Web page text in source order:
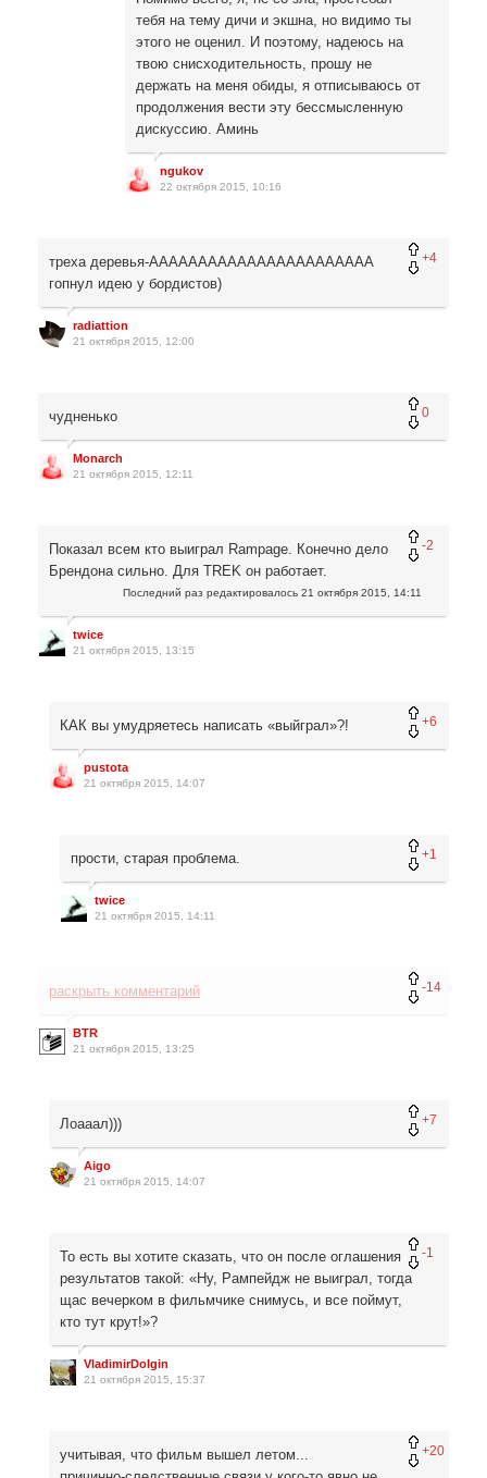
тебя на тему дичи и экшна, но видимо ты
этого не оценил. И поэтому, надеюсь на
твою снисходительность, прошу не
держать на меня обиды, я отписываюсь от
продолжения вести эту бессмысленную
дискуссию. Аминь
ngukov
22 октября 2015, 10:16
+4
треха деревья-ААААААААААААААААААААААА
гопнул идею у бордистов)
radiattion
21 октября 2015, 12:00
0
чудненько
Monarch
21 октября 2015, 12:11
-2
Показал всем кто выиграл Rampage. Конечно дело
Брендона сильно. Для TREK он работает.
Последний раз редактировалось 21 октября 2015, 14:11
twice
21 октября 2015, 13:15
+6
КАК вы умудряетесь написать «выйграл»?!
pustota
21 октября 2015, 14:07
+1
прости, старая проблема.
twice
21 октября 2015, 14:11
-14
раскрыть комментарий
BTR
21 октября 2015, 13:25
+7
Лоааал)))
Aigo
21 октября 2015, 14:07
-1
То есть вы хотите сказать, что он после оглашения
результатов такой: «Ну, Рампейдж не выиграл, тогда
щас вечерком в фильмчике снимусь, и все поймут,
кто тут крут!»?
VladimirDolgin
21 октября 2015, 15:37
+20
учитывая, что фильм вышел летом...